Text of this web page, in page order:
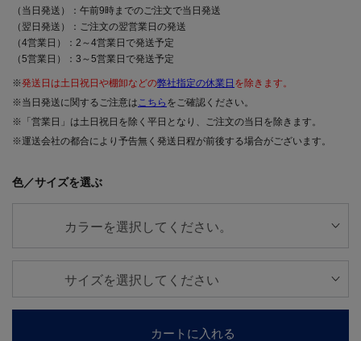
（当日発送）：午前9時までのご注文で当日発送
（翌日発送）：ご注文の翌営業日の発送
（4営業日）：2～4営業日で発送予定
（5営業日）：3～5営業日で発送予定
※発送日は土日祝日や棚卸などの弊社指定の休業日 を除きます。
※当日発送に関するご注意はこちら をご確認ください。
※「営業日」は土日祝日を除く平日となり、ご注文の当日を除きます。
※運送会社の都合により予告無く発送日程が前後する場合がございます。
色／サイズを選ぶ
カートに入れる